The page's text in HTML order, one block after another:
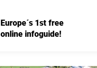
Europe´s 1st free
online infoguide!